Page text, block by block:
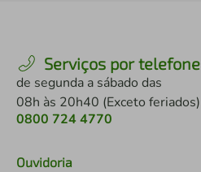
Serviços por telefone
de segunda a sábado das
08h às 20h40 (Exceto feriados)
0800 724 4770
Ouvidoria